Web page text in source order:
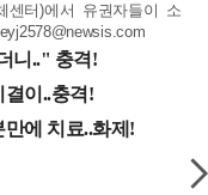
센터)에서 유권자들이 소